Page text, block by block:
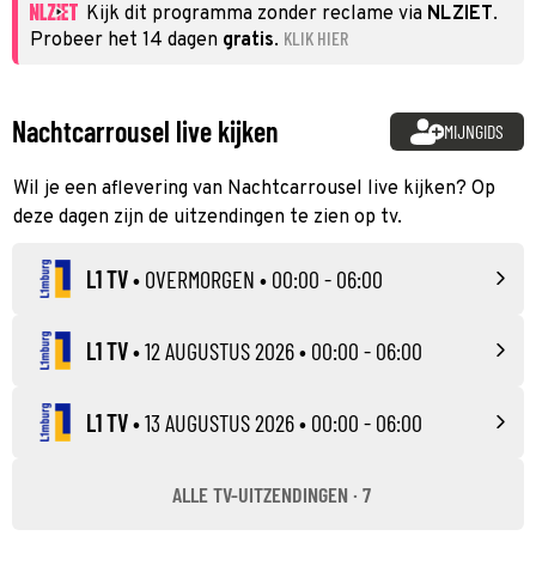
Kijk dit programma zonder reclame via NLZIET.
Probeer het 14 dagen gratis. KLIK HIER
Nachtcarrousel live kijken MIJNGIDS
Wil je een aflevering van Nachtcarrousel live kijken? Op
deze dagen zijn de uitzendingen te zien op tv.
L1 TV• OVERMORGEN • 00:00 - 06:00
L1 TV•12 AUGUSTUS 2026• 00:00 - 06:00
L1 TV•13 AUGUSTUS 2026• 00:00 - 06:00
ALLE TV-UITZENDINGEN · 7